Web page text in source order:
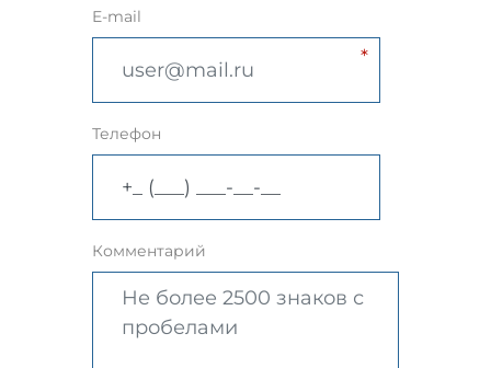
E-mail
Телефон
Комментарий